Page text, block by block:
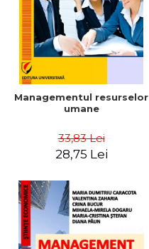
Managementul resurselor
umane
33,83 Lei
28,75 Lei